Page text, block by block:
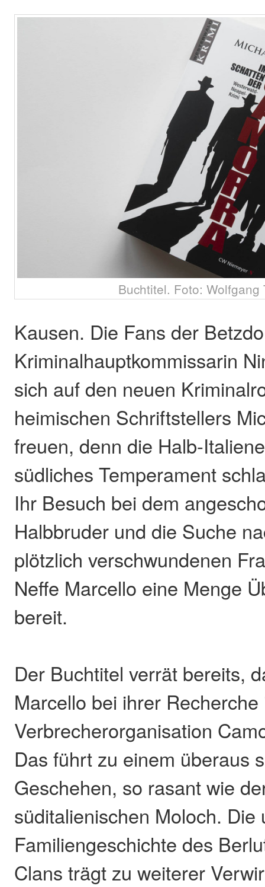
Buchtitel. Foto: Wolfgang
Kausen. Die Fans der
Kriminalhauptkommissarin
sich auf den neuen
heimischen Schriftstellers
freuen, denn die Halb-
südliches Temperament
Ihr Besuch bei dem
Halbbruder und die Suche
plötzlich verschwundenen
Neffe Marcello eine Menge
bereit.
Der Buchtitel verrät bereits,
Marcello bei ihrer
Verbrecherorganisation
Das führt zu einem überaus
Geschehen, so rasant wie
süditalienischen Moloch. Die
Familiengeschichte des
Clans trägt zu weiterer